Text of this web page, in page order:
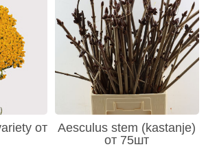
от
Aesculus stem (kastanje)
от 75шт